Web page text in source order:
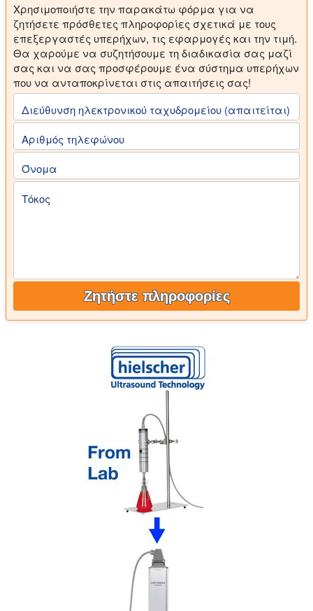
Χρησιμοποιήστε την παρακάτω φόρμα για να
ζητήσετε πρόσθετες πληροφορίες σχετικά με τους
επεξεργαστές υπερήχων, τις εφαρμογές και την τιμή.
Θα χαρούμε να συζητήσουμε τη διαδικασία σας μαζί
σας και να σας προσφέρουμε ένα σύστημα υπερήχων
που να ανταποκρίνεται στις απαιτήσεις σας!
Διεύθυνση ηλεκτρονικού ταχυδρομείου (απαιτείται)
Αριθμός τηλεφώνου
Όνομα
Τόκος
Ζητήστε πληροφορίες